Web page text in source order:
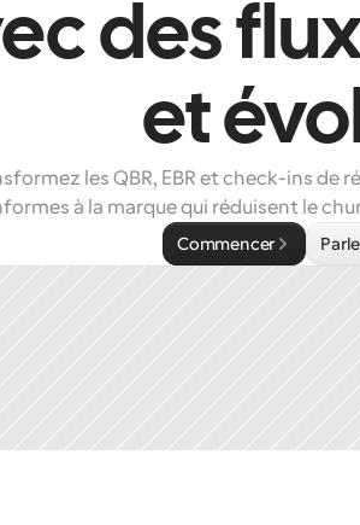
des
et
les QBR, EBR et check-ins de
à la marque qui réduisent le
Commencer